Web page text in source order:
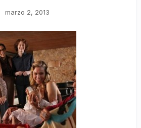
marzo 2, 2013